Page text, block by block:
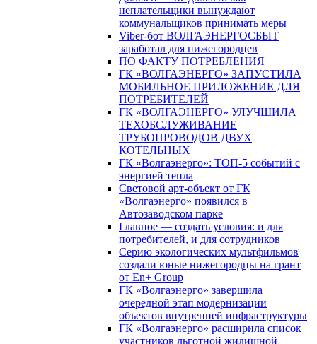
неплательщики вынуждают
коммунальщиков принимать меры
Viber-бот ВОЛГАЭНЕРГОСБЫТ
заработал для нижегородцев
ПО ФАКТУ ПОТРЕБЛЕНИЯ
ГК «ВОЛГАЭНЕРГО» ЗАПУСТИЛА
МОБИЛЬНОЕ ПРИЛОЖЕНИЕ ДЛЯ
ПОТРЕБИТЕЛЕЙ
ГК «ВОЛГАЭНЕРГО» УЛУЧШИЛА
ТЕХОБСЛУЖИВАНИЕ
ТРУБОПРОВОДОВ ДВУХ
КОТЕЛЬНЫХ
ГК «Волгаэнерго»: ТОП-5 событий с
энергией тепла
Световой арт-объект от ГК
«Волгаэнерго» появился в
Автозаводском парке
Главное — создать условия: и для
потребителей, и для сотрудников
Серию экологических мультфильмов
создали юные нижегородцы на грант
от En+ Group
ГК «Волгаэнерго» завершила
очередной этап модернизации
объектов внутренней инфраструктуры
ГК «Волгаэнерго» расширила список
участников льготной жилищной